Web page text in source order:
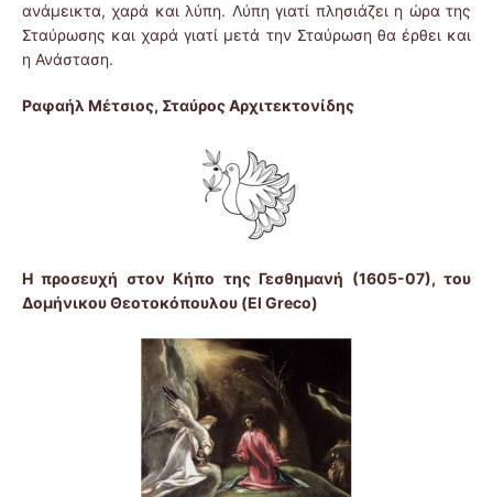
ανάμεικτα, χαρά και λύπη. Λύπη γιατί πλησιάζει η ώρα της
Σταύρωσης και χαρά γιατί μετά την Σταύρωση θα έρθει και
η Ανάσταση.
Ραφαήλ Μέτσιος, Σταύρος Αρχιτεκτονίδης
Η προσευχή στον Κήπο της Γεσθημανή (1605-07), του
Δομήνικου Θεοτοκόπουλου (El Greco)